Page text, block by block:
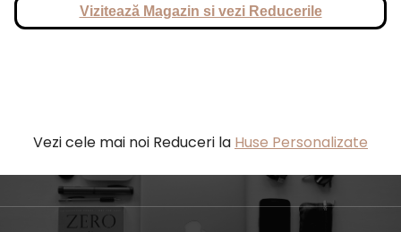
Vizitează Magazin si vezi Reducerile
Vezi cele mai noi Reduceri la Huse Personalizate